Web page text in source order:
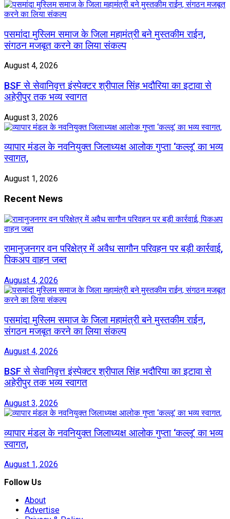
पसमांदा मुस्लिम समाज के जिला महामंत्री बने मुस्तकीम राईन,
संगठन मजबूत करने का लिया संकल्प
August 4, 2026
BSF से सेवानिवृत्त इंस्पेक्टर श्रीपाल सिंह भदौरिया का इटावा से
अहेरीपुर तक भव्य स्वागत
August 3, 2026
व्यापार मंडल के नवनियुक्त जिलाध्यक्ष आलोक गुप्ता ‘कल्लू’ का भव्य
स्वागत,
August 1, 2026
Recent News
रामानुजनगर वन परिक्षेत्र में अवैध सागौन परिवहन पर बड़ी कार्रवाई,
पिकअप वाहन जब्त
August 4, 2026
पसमांदा मुस्लिम समाज के जिला महामंत्री बने मुस्तकीम राईन,
संगठन मजबूत करने का लिया संकल्प
August 4, 2026
BSF से सेवानिवृत्त इंस्पेक्टर श्रीपाल सिंह भदौरिया का इटावा से
अहेरीपुर तक भव्य स्वागत
August 3, 2026
व्यापार मंडल के नवनियुक्त जिलाध्यक्ष आलोक गुप्ता ‘कल्लू’ का भव्य
स्वागत,
August 1, 2026
Follow Us
About
Advertise